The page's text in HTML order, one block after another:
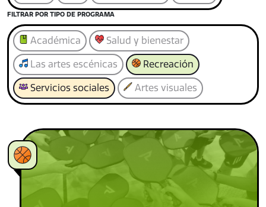
FILTRAR POR TIPO DE PROGRAMA
Académica Salud y bienestar
Las artes escénicas Recreación
Servicios sociales Artes visuales